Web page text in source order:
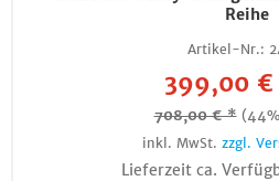
Reihe
Artikel-Nr.:
399,00
708,00 € *
inkl. MwSt. zzgl.
Lieferzeit ca.